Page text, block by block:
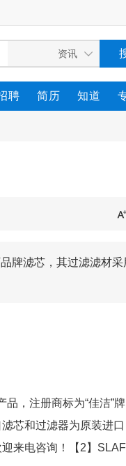
聘 简历 知道
牌滤芯，其过滤滤材采
，注册商标为“佳洁”
芯和过滤器为原装进
来电咨询！【2】